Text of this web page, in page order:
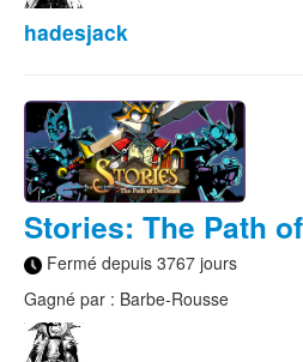
hadesjack
Stories: The Path
Fermé depuis 3767 jours
Gagné par : Barbe-Rousse